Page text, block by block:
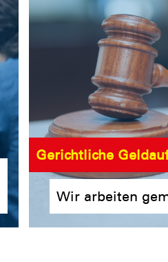
Gerichtliche
Wir arbeiten